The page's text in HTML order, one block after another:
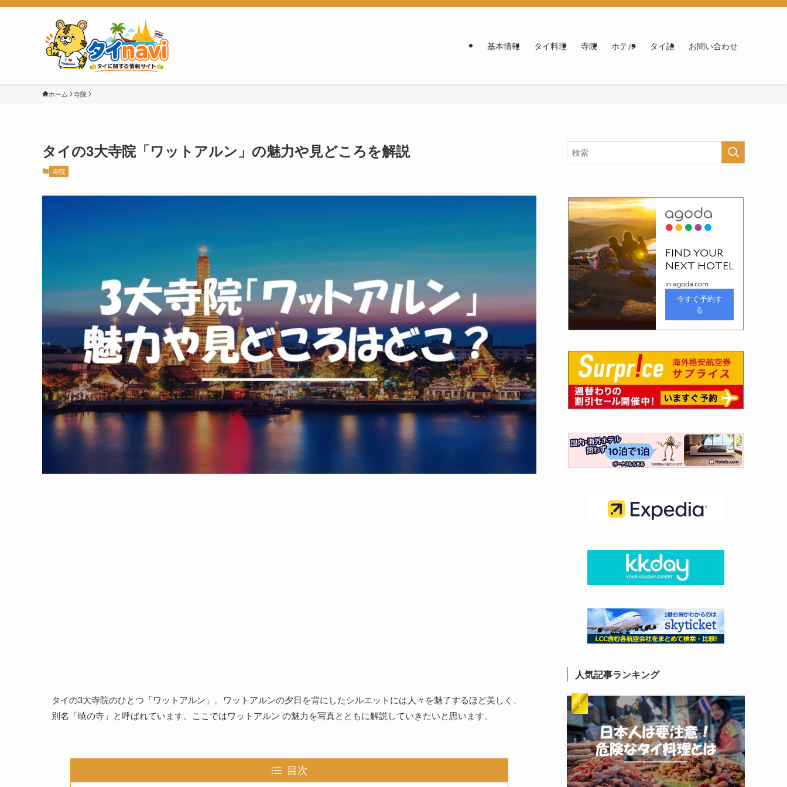
基本情報 タイ料理 寺院 ホテル タイ語 お問い合わせ
ホーム 寺院
タイの3大寺院「ワットアルン」の魅力や見どころを解説
寺院
タイの3大寺院のひとつ「ワットアルン」。ワットアルンの夕日を背にしたシルエットには人々を魅了するほど美しく、
別名「暁の寺」と呼ばれています。ここではワットアルン の魅力を写真とともに解説していきたいと思います。
目次
人気記事ランキング